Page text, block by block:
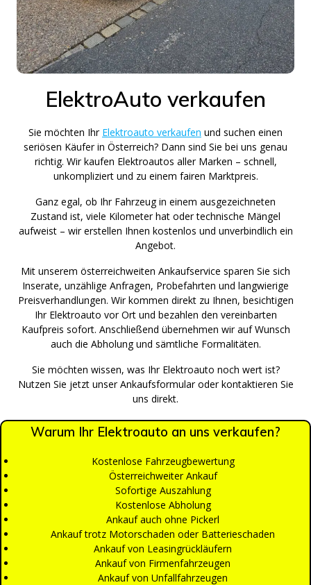
ElektroAuto verkaufen
Sie möchten Ihr Elektroauto verkaufen und suchen einen
seriösen Käufer in Österreich? Dann sind Sie bei uns genau
richtig. Wir kaufen Elektroautos aller Marken – schnell,
unkompliziert und zu einem fairen Marktpreis.
Ganz egal, ob Ihr Fahrzeug in einem ausgezeichneten
Zustand ist, viele Kilometer hat oder technische Mängel
aufweist – wir erstellen Ihnen kostenlos und unverbindlich ein
Angebot.
Mit unserem österreichweiten Ankaufservice sparen Sie sich
Inserate, unzählige Anfragen, Probefahrten und langwierige
Preisverhandlungen. Wir kommen direkt zu Ihnen, besichtigen
Ihr Elektroauto vor Ort und bezahlen den vereinbarten
Kaufpreis sofort. Anschließend übernehmen wir auf Wunsch
auch die Abholung und sämtliche Formalitäten.
Sie möchten wissen, was Ihr Elektroauto noch wert ist?
Nutzen Sie jetzt unser Ankaufsformular oder kontaktieren Sie
uns direkt.
Warum Ihr Elektroauto an uns verkaufen?
Kostenlose Fahrzeugbewertung
Österreichweiter Ankauf
Sofortige Auszahlung
Kostenlose Abholung
Ankauf auch ohne Pickerl
Ankauf trotz Motorschaden oder Batterieschaden
Ankauf von Leasingrückläufern
Ankauf von Firmenfahrzeugen
Ankauf von Unfallfahrzeugen